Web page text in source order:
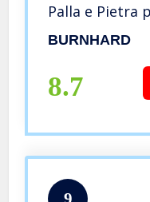
Palla e Pietra
Legna
Bricchette
BURNHARD
8.7